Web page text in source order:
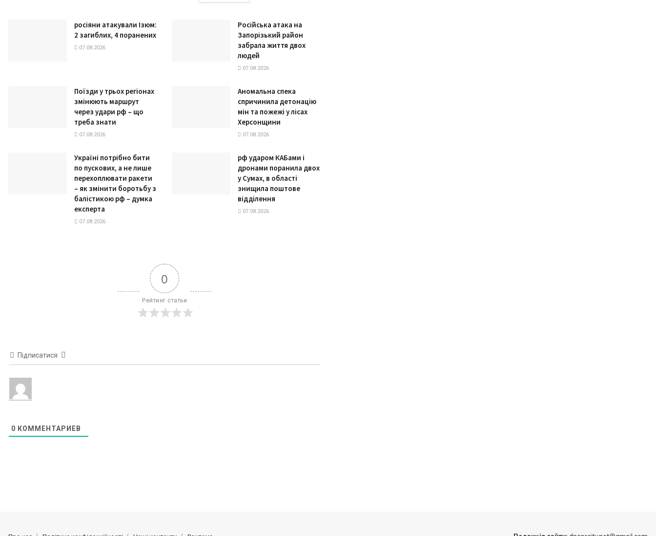
росіяни атакували Ізюм:
2 загиблих, 4 поранених
07.08.2026
Російська атака на
Запорізький район
забрала життя двох
людей
07.08.2026
Поїзди у трьох регіонах
змінюють маршрут
через удари рф – що
треба знати
07.08.2026
Аномальна спека
спричинила детонацію
мін та пожежі у лісах
Херсонщини
07.08.2026
Україні потрібно бити
по пускових, а не лише
перехоплювати ракети
– як змінити боротьбу з
балістикою рф – думка
експерта
07.08.2026
рф ударом КАБами і
дронами поранила двох
у Сумах, в області
знищила поштове
відділення
07.08.2026
0
Рейтинг статьи
Підписатися
0 КОММЕНТАРИЕВ